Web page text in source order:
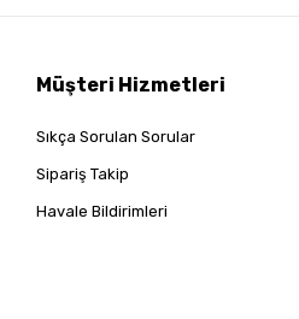
Müşteri Hizmetleri
Sıkça Sorulan Sorular
Sipariş Takip
Havale Bildirimleri